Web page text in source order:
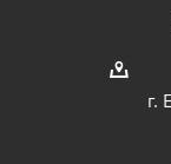
г.